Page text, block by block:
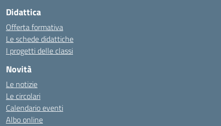
Didattica
Offerta formativa
Le schede didattiche
I progetti delle classi
Novità
Le notizie
Le circolari
Calendario eventi
Albo online